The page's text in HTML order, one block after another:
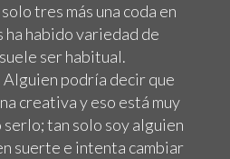
tres más una coda en
habido variedad de
ser habitual.
Alguien podría decir que
creativa y eso está muy
tan solo soy alguien
suerte e intenta cambiar